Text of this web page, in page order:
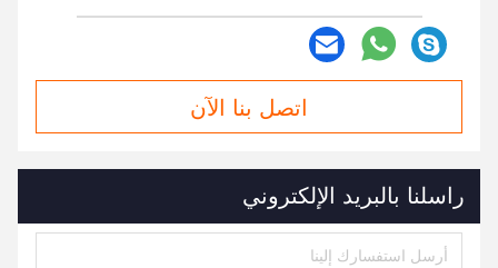
اتصل بنا الآن
راسلنا بالبريد الإلكتروني